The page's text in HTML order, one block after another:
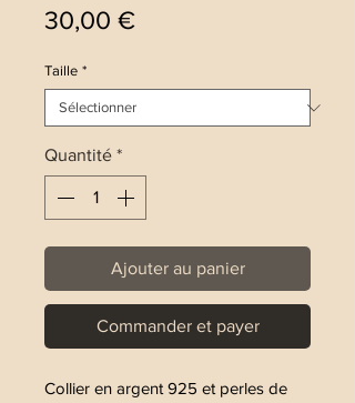
30,00 €Prix
Taille *
Quantité *
Ajouter au panier
Commander et payer
Collier en argent 925 et perles de